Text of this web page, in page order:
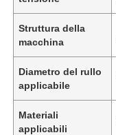
Struttura della
macchina
Diametro del rullo
applicabile
Materiali
applicabili